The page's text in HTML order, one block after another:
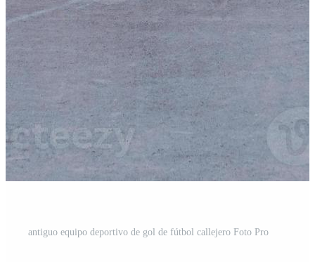
antiguo equipo deportivo de gol de fútbol callejero Foto Pro